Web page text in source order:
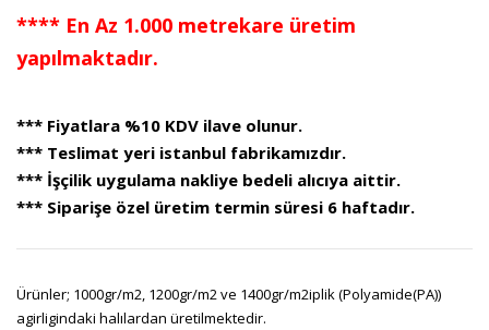
**** En Az 1.000 metrekare üretim
yapılmaktadır.
*** Fiyatlara %10 KDV ilave olunur.
*** Teslimat yeri istanbul fabrikamızdır.
*** İşçilik uygulama nakliye bedeli alıcıya aittir.
*** Siparişe özel üretim termin süresi 6 haftadır.
Ürünler; 1000gr/m2, 1200gr/m2 ve 1400gr/m2iplik (Polyamide(PA))
agirligindaki halılardan üretilmektedir.